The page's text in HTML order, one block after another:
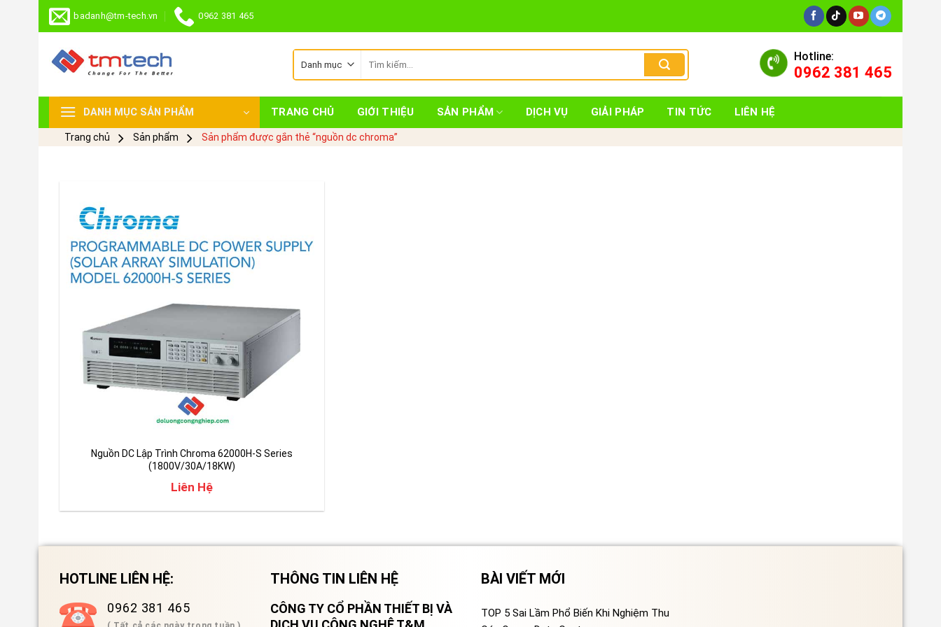
Skip
badanh@tm-tech.vn 0962 381 465
kiếm:
Hotline:
0962 381 465
DANH MỤC SẢN PHẨM TRANG CHỦ GIỚI THIỆU SẢN PHẨM DỊCH VỤ GIẢI PHÁP TIN TỨC LIÊN HỆ
Trang chủ Sản phẩm Sản phẩm được gắn thẻ “nguồn dc chroma”
Nguồn DC Lập Trình Chroma 62000H-S Series
(1800V/30A/18KW)
Liên Hệ
HOTLINE LIÊN HỆ:
0962 381 465
THÔNG TIN LIÊN HỆ
CÔNG TY CỔ PHẦN THIẾT BỊ VÀ
BÀI VIẾT MỚI
TOP 5 Sai Lầm Phổ Biến Khi Nghiệm Thu